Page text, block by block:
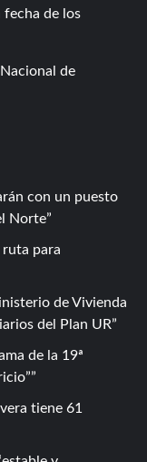
fecha de los
de
con un puesto
Norte
para
de Vivienda
del Plan UR
de la 19ª
tiene 61